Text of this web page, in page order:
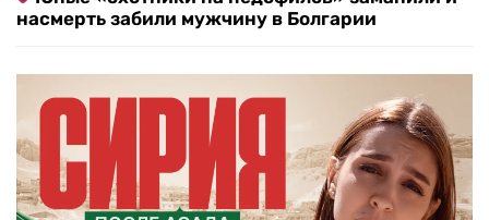
насмерть забили мужчину в Болгарии